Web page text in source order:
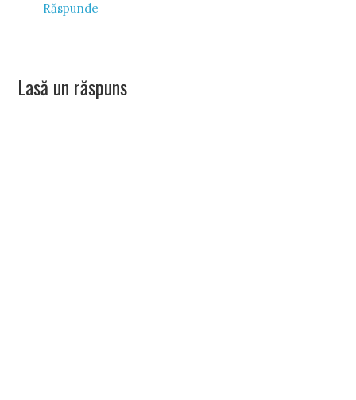
Răspunde
Lasă un răspuns